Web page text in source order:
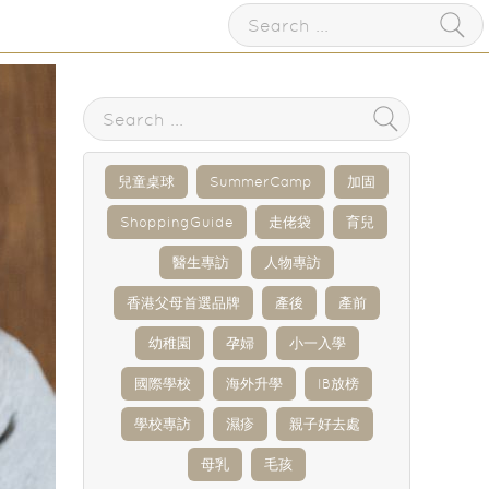
兒童桌球 SummerCamp 加固
ShoppingGuide 走佬袋 育兒
醫生專訪 人物專訪
香港父母首選品牌 產後 產前
幼稚園 孕婦 小一入學
國際學校 海外升學 IB放榜
學校專訪 濕疹 親子好去處
母乳 毛孩